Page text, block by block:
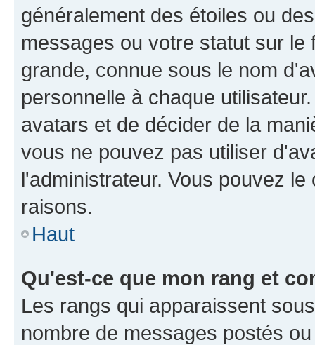
généralement des étoiles ou
messages ou votre statut sur
grande, connue sous le nom
personnelle à chaque
avatars et de décider de la
vous ne pouvez pas utiliser
l'administrateur. Vous pouvez
raisons.
Haut
Qu'est-ce que mon rang et
Les rangs qui apparaissent
nombre de messages postés